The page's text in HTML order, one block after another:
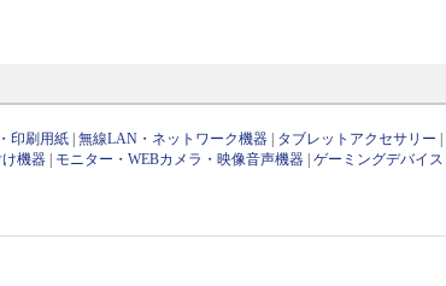
印刷用紙 |無線LAN・ネットワーク機器 タブレットアクセサリー
機器 モニター・WEBカメラ・映像音声機器 |ゲーミングデバイス